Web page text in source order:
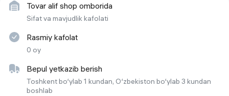
Tovar alif shop omborida
Sifat va mavjudlik kafolati
Rasmiy kafolat
0 oy
Bepul yetkazib berish
Toshkent bo‘ylab 1 kundan, O‘zbekiston bo‘ylab 3 kundan
boshlab